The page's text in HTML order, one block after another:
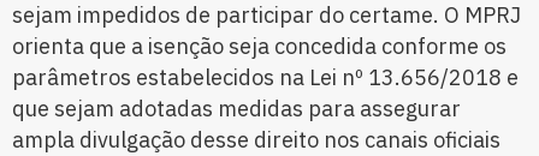
sejam impedidos de participar do certame. O MPRJ
orienta que a isenção seja concedida conforme os
parâmetros estabelecidos na Lei nº 13.656/2018 e
que sejam adotadas medidas para assegurar
ampla divulgação desse direito nos canais oficiais